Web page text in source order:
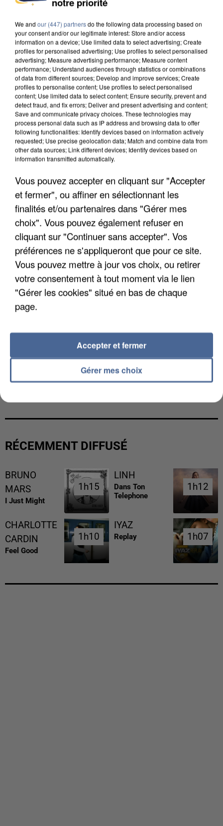
MAFIA INTERPELLÉ EN ALGÉRIE
UN SECOND CADRE DE LA DZ MAFIA
INTERPELLÉ EN ALGÉRIE
UNE TOURISTE DE L’OISE EMPORTÉE PAR UNE
RÉCEMMENT DIFFUSÉ
BRUNO
MARS
I Just Might
1h15
1h15
LINH
Dans Ton
Telephone
1h12
1h12
CHARLOTTE
CARDIN
Feel Good
1h10
1h10
IYAZ
Replay 1h07
1h07
We and our (447) partnersdo the following data processing based on
your consent and/or our legitimate interest: Store and/or access
information on a device; Use limited data to select advertising; Create
profiles for personalised advertising; Use profiles to select personalised
advertising; Measure advertising performance; Measure content
performance; Understand audiences through statistics or combinations
of data from different sources; Develop and improve services; Create
profiles to personalise content; Use profiles to select personalised
content; Use limited data to select content; Ensure security, prevent and
detect fraud, and fix errors; Deliver and present advertising and content;
Save and communicate privacy choices. These technologies may
process personal data such as IP address and browsing data to offer
following functionalities: Identify devices based on information actively
requested; Use precise geolocation data; Match and combine data from
other data sources; Link different devices; Identify devices based on
information transmitted automatically.
Vous pouvez accepter en cliquant sur "Accepter
et fermer", ou affiner en sélectionnant les
finalités et/ou partenaires dans "Gérer mes
choix". Vous pouvez également refuser en
cliquant sur "Continuer sans accepter". Vos
préférences ne s'appliqueront que pour ce site.
Vous pouvez mettre à jour vos choix, ou retirer
votre consentement à tout moment via le lien
"Gérer les cookies" situé en bas de chaque
page.
Gérer mes choix
Accepter et fermer